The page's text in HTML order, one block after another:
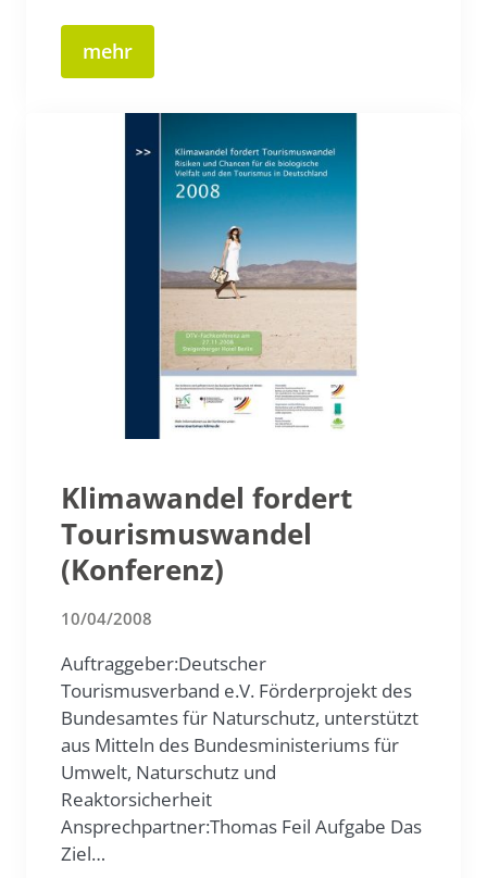
mehr
Klimawandel fordert
Tourismuswandel
(Konferenz)
10/04/2008
Auftraggeber:Deutscher
Tourismusverband e.V. Förderprojekt des
Bundesamtes für Naturschutz, unterstützt
aus Mitteln des Bundesministeriums für
Umwelt, Naturschutz und
Reaktorsicherheit
Ansprechpartner:Thomas Feil Aufgabe Das
Ziel…